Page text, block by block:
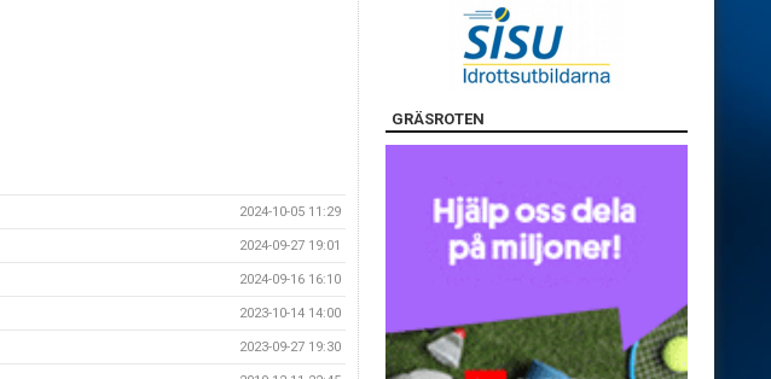
2024-10-05 11:29
2024-09-27 19:01
2024-09-16 16:10
2023-10-14 14:00
2023-09-27 19:30
GRÄSROTEN